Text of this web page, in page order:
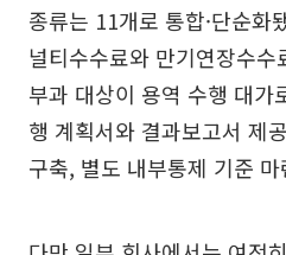
종류는 11개로 통합·단순화
널티수수료와 만기연장수
부과 대상이 용역 수행 대가
행 계획서와 결과보고서 제
구축, 별도 내부통제 기준